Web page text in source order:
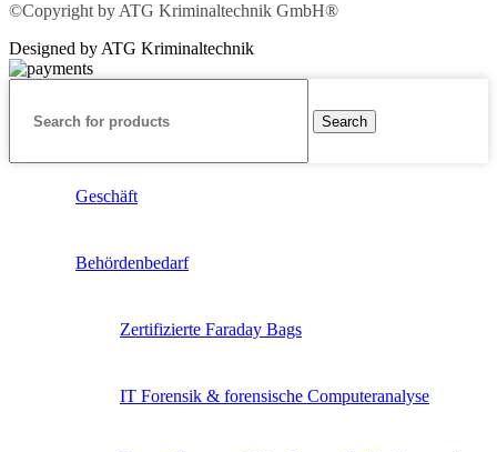
©Copyright by ATG Kriminaltechnik GmbH®
Designed by ATG Kriminaltechnik
Search
Geschäft
Behördenbedarf
Zertifizierte Faraday Bags
IT Forensik & forensische Computeranalyse